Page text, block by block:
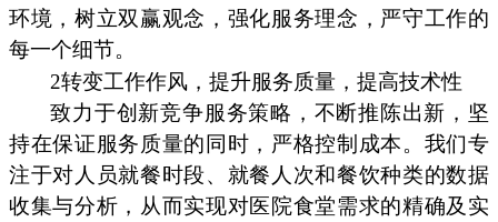
环境，树立双赢观念，强化服务理念，严守工作的
每一个细节。
2转变工作作风，提升服务质量，提高技术性
致力于创新竞争服务策略，不断推陈出新，坚
持在保证服务质量的同时，严格控制成本。我们专
注于对人员就餐时段、就餐人次和餐饮种类的数据
收集与分析，从而实现对医院食堂需求的精确及实